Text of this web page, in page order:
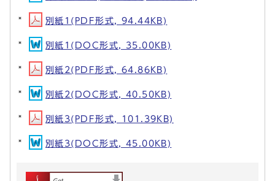
別紙1(PDF形式, 94.44KB)
別紙1(DOC形式, 35.00KB)
別紙2(PDF形式, 64.86KB)
別紙2(DOC形式, 40.50KB)
別紙3(PDF形式, 101.39KB)
別紙3(DOC形式, 45.00KB)